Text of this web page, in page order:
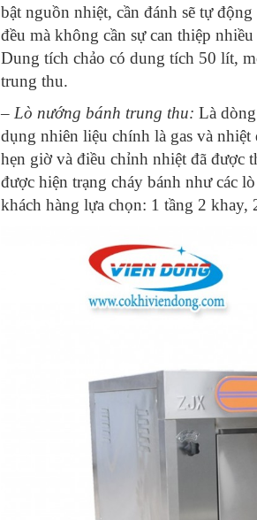
bật nguồn nhiệt, cần đánh sẽ tự
đều mà không cần sự can thiệp
Dung tích chảo có dung tích 50 lít,
trung thu.
– Lò nướng bánh trung thu: Là
dụng nhiên liệu chính là gas và
hẹn giờ và điều chỉnh nhiệt đã được
được hiện trạng cháy bánh như các
khách hàng lựa chọn: 1 tầng 2 khay,